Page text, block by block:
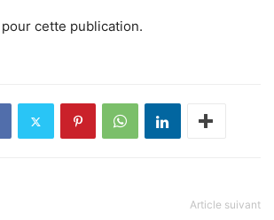
cette publication.
Article suivant